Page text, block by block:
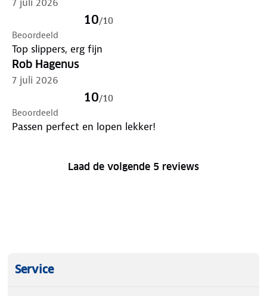
10/10
Beoordeeld
Top slippers, erg fijn
Rob Hagenus
7 juli 2026
10/10
Beoordeeld
Passen perfect en lopen lekker!
Laad de volgende 5 reviews
Service